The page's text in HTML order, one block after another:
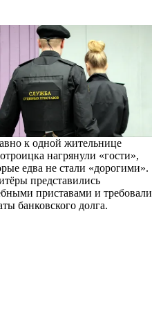
к одной жительнице
нагрянули «гости»,
едва не стали «дорогими».
представились
приставами и требовали
банковского долга.